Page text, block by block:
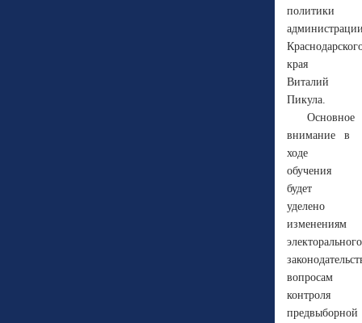
политики
края
Виталий
Пикула.
Основное
внимание в
ходе
обучения
будет
уделено
изменениям
электорального
вопросам
контроля
предвыборной